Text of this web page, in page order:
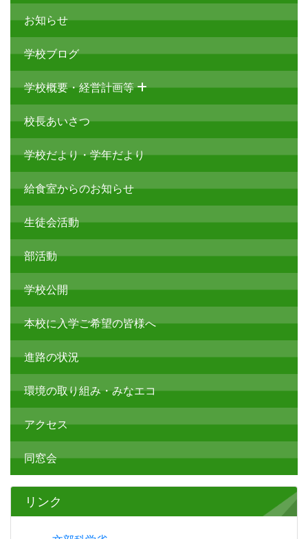
お知らせ
学校ブログ
学校概要・経営計画等
校長あいさつ
学校だより・学年だより
給食室からのお知らせ
生徒会活動
部活動
学校公開
本校に入学ご希望の皆様へ
進路の状況
環境の取り組み・みなエコ
アクセス
同窓会
リンク